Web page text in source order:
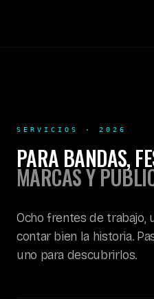
SERVICIOS · 2026
PARA BANDAS,
MARCAS Y
Ocho frentes de trabajo,
contar bien la historia.
uno para descubrirlos.